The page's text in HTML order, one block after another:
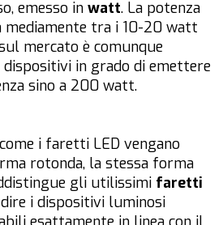
emesso in watt. La potenza
mediamente tra i 10-20 watt
mercato è comunque
in grado di emettere
sino a 200 watt.
i faretti LED vengano
rotonda, la stessa forma
gli utilissimi faretti
i dispositivi luminosi